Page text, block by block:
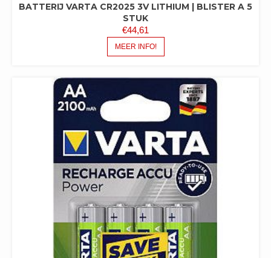
BATTERIJ VARTA CR2025 3V LITHIUM | BLISTER A 5
STUK
€44,61
MEER INFO!